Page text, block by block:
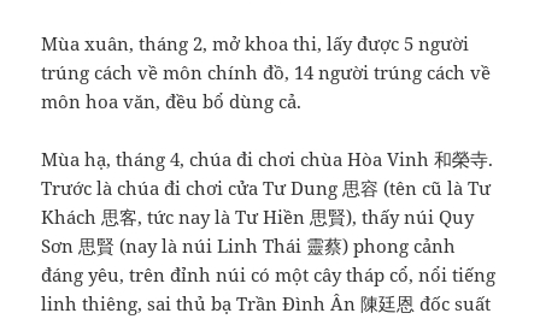
Mùa xuân, tháng 2, mở khoa thi, lấy được 5 người
trúng cách về môn chính đồ, 14 người trúng cách về
môn hoa văn, đều bổ dùng cả.
Mùa hạ, tháng 4, chúa đi chơi chùa Hòa Vinh 和榮寺.
Trước là chúa đi chơi cửa Tư Dung 思容 (tên cũ là Tư
Khách 思客, tức nay là Tư Hiền 思賢), thấy núi Quy
Sơn 思賢 (nay là núi Linh Thái 靈蔡) phong cảnh
đáng yêu, trên đỉnh núi có một cây tháp cổ, nổi tiếng
linh thiêng, sai thủ bạ Trần Đình Ân 陳廷恩 đốc suất